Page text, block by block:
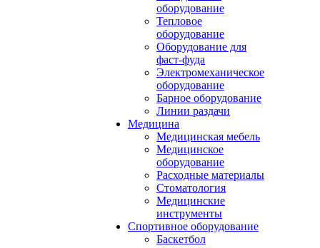
оборудование
Тепловое
оборудование
Оборудование для
фаст-фуда
Электромеханическое
оборудование
Барное оборудование
Линии раздачи
Медицина
Медицинская мебель
Медицинское
оборудование
Расходные материалы
Стоматология
Медицинские
инструменты
Спортивное оборудование
Баскетбол